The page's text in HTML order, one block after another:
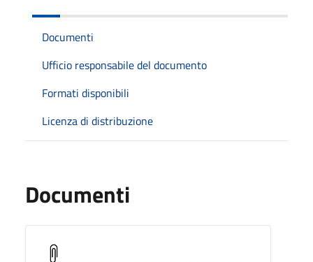
Documenti
Ufficio responsabile del documento
Formati disponibili
Licenza di distribuzione
Documenti